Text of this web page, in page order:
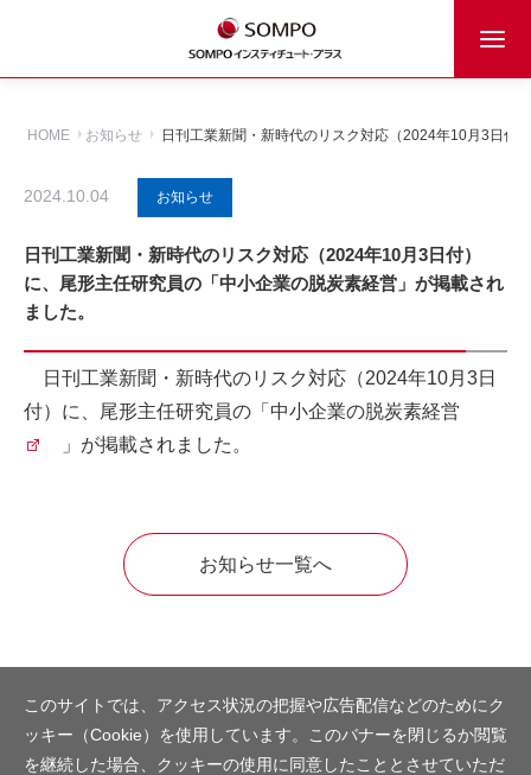
HOME お知らせ 日刊工業新聞・新時代のリスク対応（2024年10月3日付
2024.10.04 お知らせ
日刊工業新聞・新時代のリスク対応（2024年10月3日付）
に、尾形主任研究員の「中小企業の脱炭素経営」が掲載され
ました。
日刊工業新聞・新時代のリスク対応（2024年10月3日
付）に、尾形主任研究員の「 中小企業の脱炭素経営
」が掲載されました。
お知らせ一覧へ
このサイトでは、アクセス状況の把握や広告配信などのためにク
ッキー（Cookie）を使用しています。このバナーを閉じるか閲覧
を継続した場合、クッキーの使用に同意したこととさせていただ